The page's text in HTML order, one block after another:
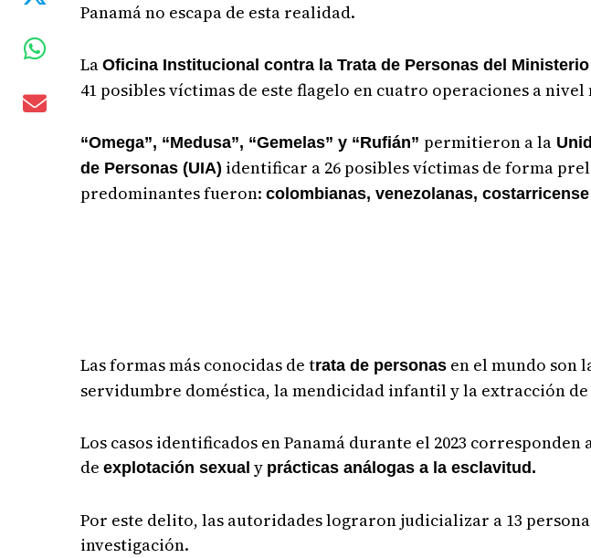
Panamá no escapa de esta realidad.
LaOficina Institucional contra la Trata de Personas del
41 posibles víctimas de este flagelo en cuatro operaciones a nivel
“Omega”, “Medusa”, “Gemelas” y “Rufián”permitieron a la
de Personas (UIA) identificar a 26 posibles víctimas de forma
predominantes fueron:colombianas, venezolanas,
Las formas más conocidas de trata de personas en el mundo son
servidumbre doméstica, la mendicidad infantil y la extracción de
Los casos identificados en Panamá durante el 2023
deexplotación sexual y prácticas análogas a la esclavitud.
Por este delito, las autoridades lograron judicializar a 13
investigación.